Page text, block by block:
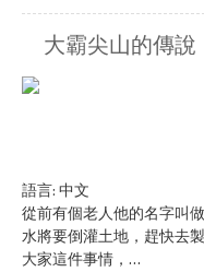
大霸尖山的傳說
語言: 中文
從前有個老人他的名字叫
水將要倒灌土地，趕快去
大家這件事情，...